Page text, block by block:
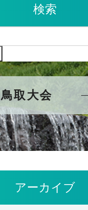
検索
鳥取大会
アーカイブ